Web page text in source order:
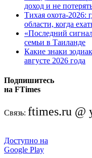
доход и не
Тихая охота-2026:
области, когда
«Последний
семьи в Таиланде
Какие знаки
августе 2026 года
Подпишитесь
на FTimes
Связь: ftimes.ru @
Доступно на
Google Play